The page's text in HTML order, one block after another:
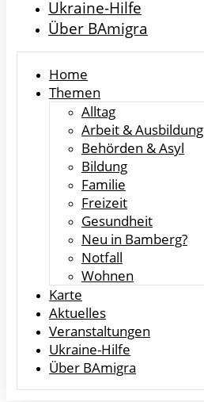
Ukraine-Hilfe
Über BAmigra
Home
Themen
Alltag
Arbeit & Ausbildung
Behörden & Asyl
Bildung
Familie
Freizeit
Gesundheit
Neu in Bamberg?
Notfall
Wohnen
Karte
Aktuelles
Veranstaltungen
Ukraine-Hilfe
Über BAmigra